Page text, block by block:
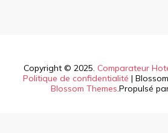
Copyright © 2025. Comparateur
Politique de confidentialité |
Blossom Themes.Propulsé